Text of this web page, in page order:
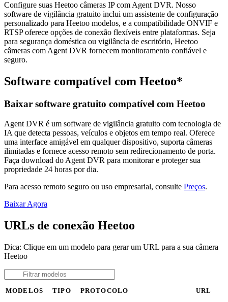
Configure suas Heetoo câmeras IP com Agent DVR. Nosso
software de vigilância gratuito inclui um assistente de configuração
personalizado para Heetoo modelos, e a compatibilidade ONVIF e
RTSP oferece opções de conexão flexíveis entre plataformas. Seja
para segurança doméstica ou vigilância de escritório, Heetoo
câmeras com Agent DVR fornecem monitoramento confiável e
seguro.
Software compatível com Heetoo*
Baixar software gratuito compatível com Heetoo
Agent DVR é um software de vigilância gratuito com tecnologia de
IA que detecta pessoas, veículos e objetos em tempo real. Oferece
uma interface amigável em qualquer dispositivo, suporta câmeras
ilimitadas e fornece acesso remoto sem redirecionamento de porta.
Faça download do Agent DVR para monitorar e proteger sua
propriedade 24 horas por dia.
Para acesso remoto seguro ou uso empresarial, consulte Preços.
Baixar Agora
URLs de conexão Heetoo
Dica: Clique em um modelo para gerar um URL para a sua câmera
Heetoo
MODELOS TIPO PROTOCOLO URL